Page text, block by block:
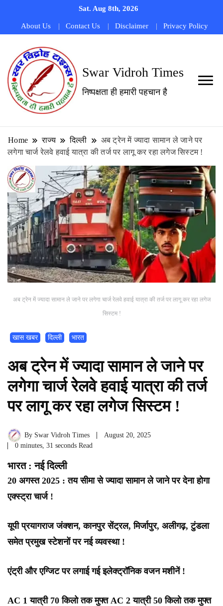
Sat. Aug 8th, 2026
About Us Contact Us Disclaimer Privacy Policy
Swar Vidroh Times
निष्पक्षता ही हमारी पहचान है
Home राज्य दिल्ली
अब ट्रेन में ज्यादा सामान ले जाने पर
लगेगा चार्ज रेलवे हवाई यात्रा की तर्ज पर लागू कर रहा लगेज सिस्टम !
अब ट्रेन में ज्यादा सामान ले जाने पर लगेगा चार्ज रेलवे हवाई यात्रा की तर्ज पर लागू कर रहा लगेज
सिस्टम !
खास खबर दिल्ली भारत
अब ट्रेन में ज्यादा सामान ले जाने पर
लगेगा चार्ज रेलवे हवाई यात्रा की तर्ज
पर लागू कर रहा लगेज सिस्टम !
By Swar Vidroh Times
August 20, 2025
0 minutes, 31 seconds Read
भारत : नई दिल्ली
20 अगस्त 2025 : तय सीमा से ज्यादा सामान ले जाने पर देना होगा
एक्स्ट्रा चार्ज !
यूपी प्रयागराज जंक्शन, कानपुर सेंट्रल, मिर्जापुर, अलीगढ़, टुंडला
समेत प्रमुख स्टेशनों पर नई व्यवस्था !
एंट्री और एग्जिट पर लगाई गई इलेक्ट्रॉनिक वजन मशीनें !
AC 1 यात्री 70 किलो तक मुफ्त AC 2 यात्री 50 किलो तक मुफ्त